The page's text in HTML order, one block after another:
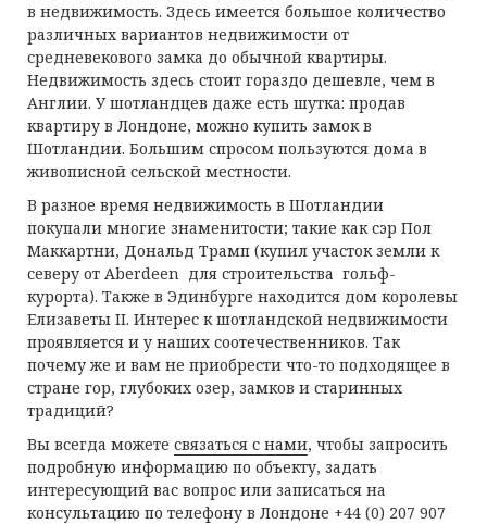
в недвижимость. Здесь имеется большое количество
различных вариантов недвижимости от
средневекового замка до обычной квартиры.
Недвижимость здесь стоит гораздо дешевле, чем в
Англии. У шотландцев даже есть шутка: продав
квартиру в Лондоне, можно купить замок в
Шотландии. Большим спросом пользуются дома в
живописной сельской местности.
В разное время недвижимость в Шотландии
покупали многие знаменитости; такие как сэр Пол
Маккартни, Дональд Трамп (купил участок земли к
северу от Aberdeen для строительства гольф-
курорта). Также в Эдинбурге находится дом королевы
Елизаветы II. Интерес к шотландской недвижимости
проявляется и у наших соотечественников. Так
почему же и вам не приобрести что-то подходящее в
стране гор, глубоких озер, замков и старинных
традиций?
Вы всегда можете связаться с нами, чтобы запросить
подробную информацию по объекту, задать
интересующий вас вопрос или записаться на
консультацию по телефону в Лондоне +44 (0) 207 907